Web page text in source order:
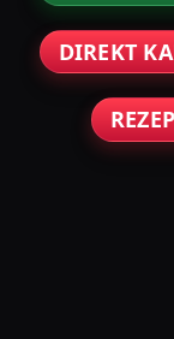
DIREKT